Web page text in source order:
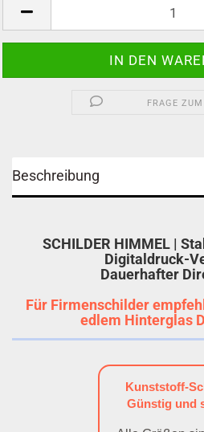
FRAGE
Beschreibung
SCHILDER HIMMEL |
Digitaldruck-
Dauerhafter
Für Firmenschilder
edlem Hinterglas
Kunststoff-
Günstig und